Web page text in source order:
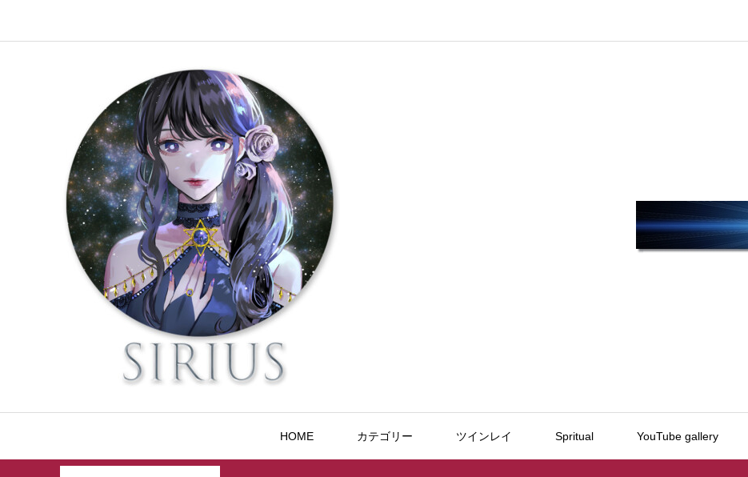
HOME カテゴリー ツインレイ Spritual YouTube gallery